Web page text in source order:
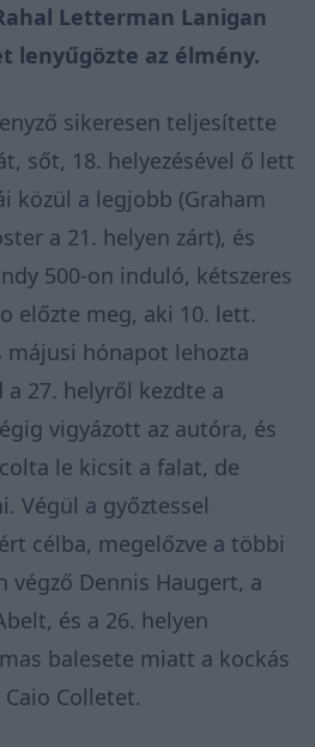
Letterman Lanigan
lenyűgözte az élmény.
sikeresen teljesítette
, sőt, 18. helyezésével ő lett
közül a legjobb (Graham
a 21. helyen zárt), és
500-on induló, kétszeres
előzte meg, aki 10. lett.
májusi hónapot lehozta
27. helyről kezdte a
vigyázott az autóra, és
le kicsit a falat, de
Végül a győztessel
célba, megelőzve a többi
végző Dennis Haugert, a
és a 26. helyen
balesete miatt a kockás
Colletet.